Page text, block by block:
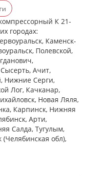
К 21-
городах:
Каменск-
Полевской,
Ачит,
Нижние Cерги,
Лог, Качканар,
Новая Ляля,
Карпинск, Нижняя
Арти,
Салда, Тугулым,
обл),